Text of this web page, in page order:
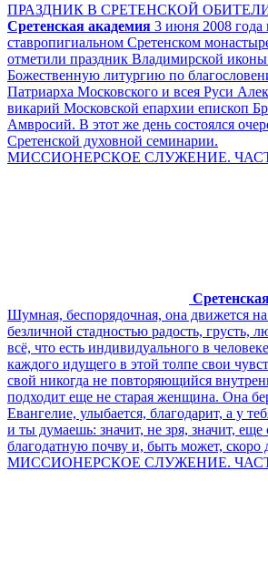
ПРАЗДНИК В СРЕТЕНСКОЙ
Сретенская академия 3 июня 2008 года
ставропигиальном Сретенском
отметили праздник Владимирской
Божественную литургию по
Патриарха Московского и всея Руси
викарий Московской епархии епископ
Амвросий. В этот же день состоялся
Сретенской духовной семинарии.
МИССИОНЕРСКОЕ СЛУЖЕНИЕ.
Шумная, беспорядочная, она движется на
безличной стадностью радость, грусть,
всё, что есть индивидуального в
каждого идущего в этой толпе свои
свой никогда не повторяющийся
подходит еще не старая женщина. Она
Евангелие, улыбается, благодарит, а у
и ты думаешь: значит, не зря, значит,
благодатную почву и, быть может, скоро
МИССИОНЕРСКОЕ СЛУЖЕНИЕ.